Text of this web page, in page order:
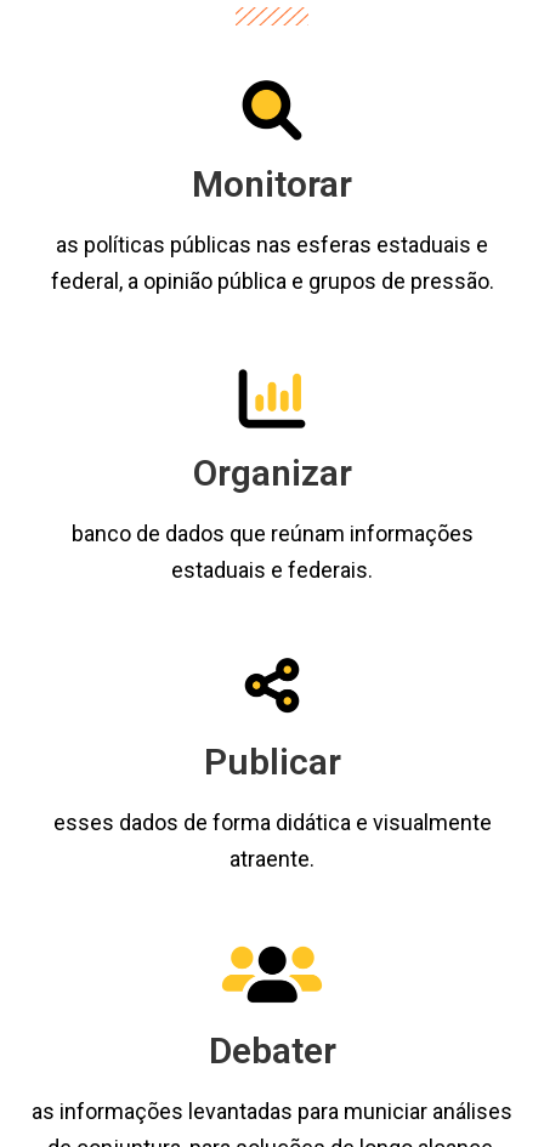
Monitorar
as políticas públicas nas esferas estaduais e
federal, a opinião pública e grupos de pressão.
Organizar
banco de dados que reúnam informações
estaduais e federais.
Publicar
esses dados de forma didática e visualmente
atraente.
Debater
as informações levantadas para municiar análises